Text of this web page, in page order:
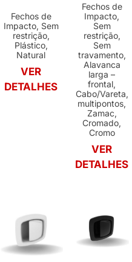
Fechos de
Impacto, Sem
restrição,
Plástico,
Natural
VER
DETALHES
Fechos de
Impacto,
Sem
restrição,
Sem
travamento,
Alavanca
larga –
frontal,
Cabo/Vareta,
multipontos,
Zamac,
Cromado,
Cromo
VER
DETALHES